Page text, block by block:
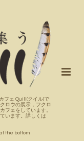
フェ Quill(クイル)で
ロウの展示，フクロ
フェをしています。
います。詳しくは
the bottom.